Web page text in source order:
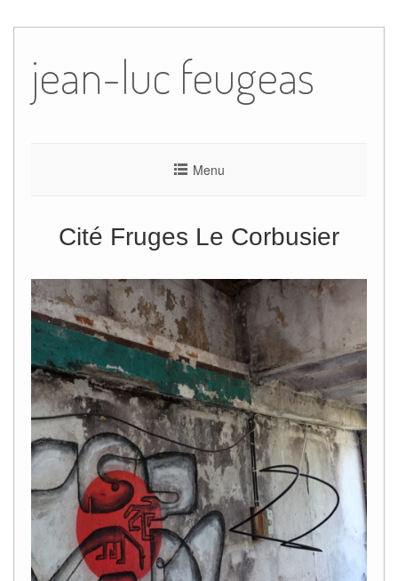
content
jean-luc feugeas
Menu
Cité Fruges Le Corbusier